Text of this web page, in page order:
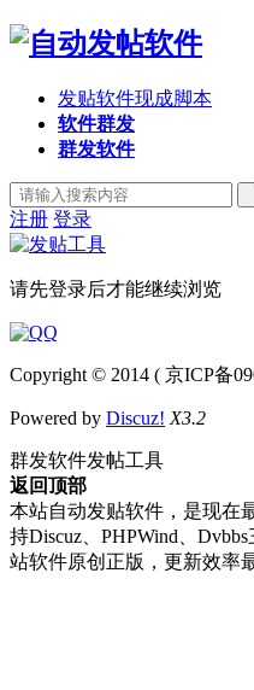
发贴软件现成脚本
软件群发
群发软件
注册 登录
请先登录后才能继续浏览
Copyright © 2014 ( 京ICP备
Powered by Discuz! X3.2
群发软件发帖工具
返回顶部
本站自动发贴软件，是现在
持Discuz、PHPWind、
站软件原创正版，更新效率